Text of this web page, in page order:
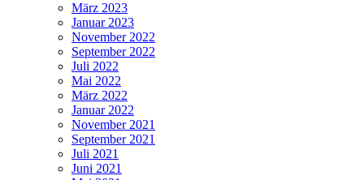
März 2023
Januar 2023
November 2022
September 2022
Juli 2022
Mai 2022
März 2022
Januar 2022
November 2021
September 2021
Juli 2021
Juni 2021